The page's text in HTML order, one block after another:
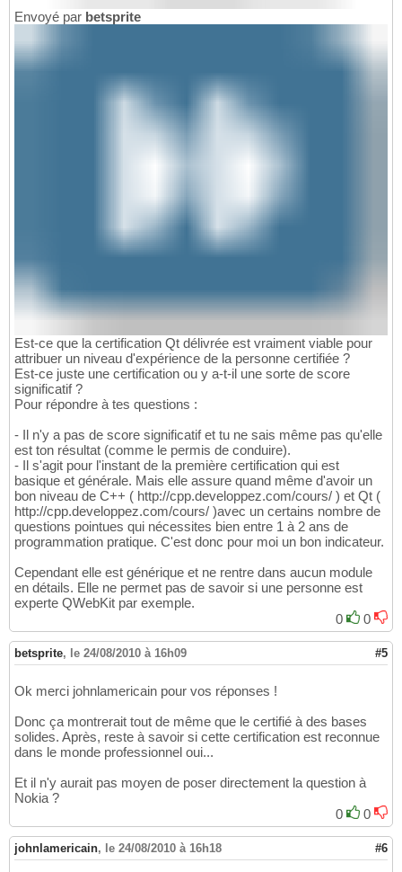
Envoyé par betsprite
Est-ce que la certification Qt délivrée est vraiment viable pour
attribuer un niveau d'expérience de la personne certifiée ?
Est-ce juste une certification ou y a-t-il une sorte de score
significatif ?
Pour répondre à tes questions :
- Il n'y a pas de score significatif et tu ne sais même pas qu'elle
est ton résultat (comme le permis de conduire).
- Il s'agit pour l'instant de la première certification qui est
basique et générale. Mais elle assure quand même d'avoir un
bon niveau de C++ ( http://cpp.developpez.com/cours/ ) et Qt (
http://cpp.developpez.com/cours/ )avec un certains nombre de
questions pointues qui nécessites bien entre 1 à 2 ans de
programmation pratique. C'est donc pour moi un bon indicateur.
Cependant elle est générique et ne rentre dans aucun module
en détails. Elle ne permet pas de savoir si une personne est
experte QWebKit par exemple.
0
0
betsprite, le 24/08/2010 à 16h09 #5
Ok merci johnlamericain pour vos réponses !
Donc ça montrerait tout de même que le certifié à des bases
solides. Après, reste à savoir si cette certification est reconnue
dans le monde professionnel oui...
Et il n'y aurait pas moyen de poser directement la question à
Nokia ?
0
0
johnlamericain, le 24/08/2010 à 16h18 #6